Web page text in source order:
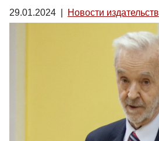
29.01.2024 Новости издательств